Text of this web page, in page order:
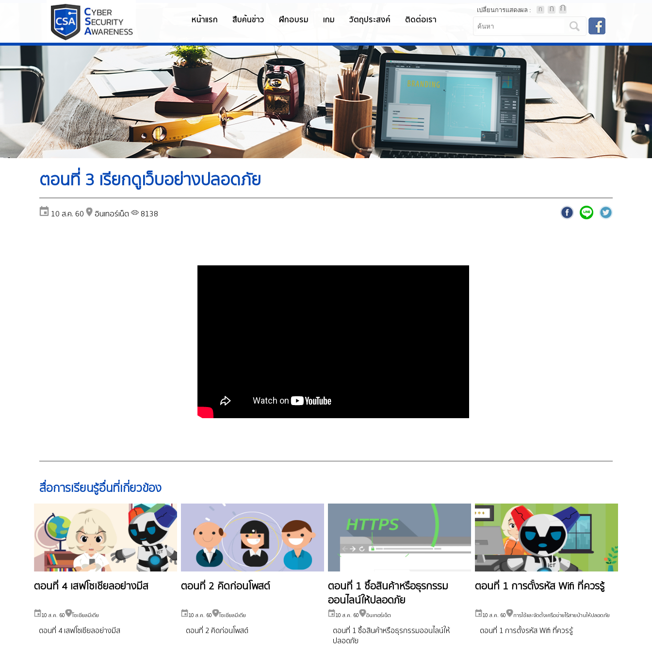
เปลี่ยนการแสดงผล :
หน้าแรก สืบค้นข่าว ฝึกอบรม เกม วัตถุประสงค์ ติดต่อเรา
ตอนที่ 3 เรียกดูเว็บอย่างปลอดภัย
10 ส.ค. 60 อินเทอร์เน็ต 8138
สื่อการเรียนรู้อื่นที่เกี่ยวข้อง
ตอนที่ 4 เสฟโซเชียลอย่างมีส
10 ส.ค. 60 โซเชียลมีเดีย
ตอนที่ 4 เสฟโซเชียลอย่างมีส
ตอนที่ 2 คิดก่อนโพสต์
10 ส.ค. 60 โซเชียลมีเดีย
ตอนที่ 2 คิดก่อนโพสต์
ตอนที่ 1 ซื้อสินค้าหรือธุรกรรม
ออนไลน์ให้ปลอดภัย
10 ส.ค. 60 อินเทอร์เน็ต
ตอนที่ 1 ซื้อสินค้าหรือธุรกรรมออนไลน์ให้
ปลอดภัย
ตอนที่ 1 การตั้งรหัส Wifi ที่ควรรู้
10 ส.ค. 60 การใช้และจัดตั้งเครือข่ายไร้สายบ้านให้ปลอดภัย
ตอนที่ 1 การตั้งรหัส Wifi ที่ควรรู้